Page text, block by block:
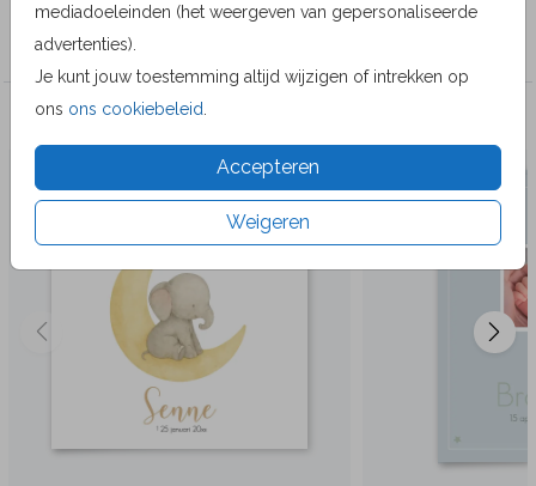
mediadoeleinden (het weergeven van gepersonaliseerde
advertenties).
Je kunt jouw toestemming altijd wijzigen of intrekken op
ons ons cookiebeleid
Accepteren
Weigeren
Collectie
Veel gekozen producten